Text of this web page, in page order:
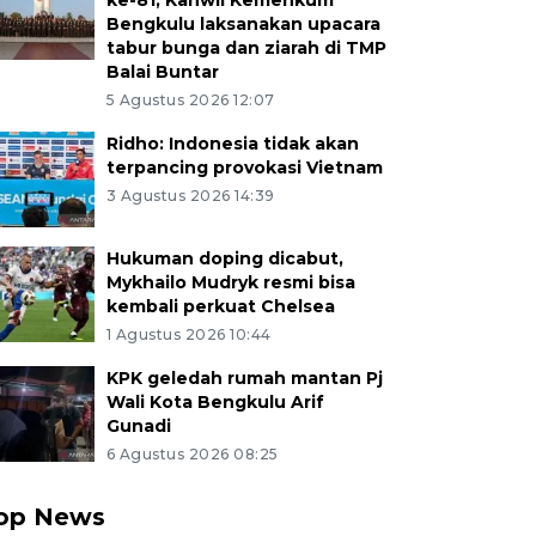
Bengkulu laksanakan upacara
tabur bunga dan ziarah di TMP
Balai Buntar
5 Agustus 2026 12:07
Ridho: Indonesia tidak akan
terpancing provokasi Vietnam
3 Agustus 2026 14:39
Hukuman doping dicabut,
Mykhailo Mudryk resmi bisa
kembali perkuat Chelsea
1 Agustus 2026 10:44
KPK geledah rumah mantan Pj
Wali Kota Bengkulu Arif
Gunadi
6 Agustus 2026 08:25
News